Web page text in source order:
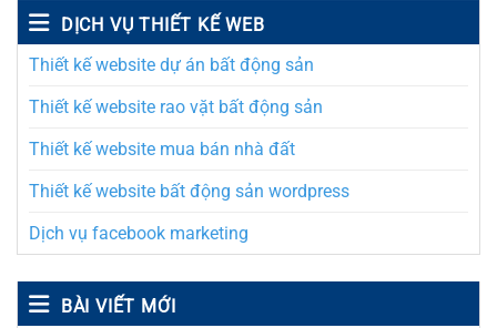
DỊCH VỤ THIẾT KẾ WEB
Thiết kế website dự án bất động sản
Thiết kế website rao vặt bất động sản
Thiết kế website mua bán nhà đất
Thiết kế website bất động sản wordpress
Dịch vụ facebook marketing
BÀI VIẾT MỚI